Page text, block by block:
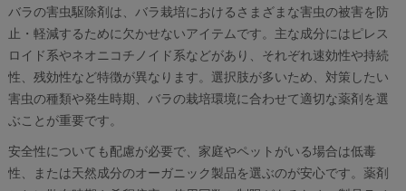
バラの害虫駆除剤は、バラ栽培におけるさまざまな害虫の被害を防
止・軽減するために欠かせないアイテムです。主な成分にはピレス
ロイド系やネオニコチノイド系などがあり、それぞれ速効性や持続
性、残効性など特徴が異なります。選択肢が多いため、対策したい
害虫の種類や発生時期、バラの栽培環境に合わせて適切な薬剤を選
ぶことが重要です。
安全性についても配慮が必要で、家庭やペットがいる場合は低毒
性、または天然成分のオーガニック製品を選ぶのが安心です。薬剤